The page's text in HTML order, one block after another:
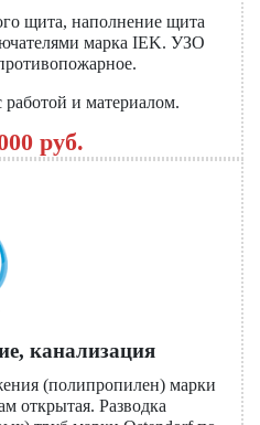
щита, наполнение щита
марка IEK. УЗО
работой и материалом.
руб.
канализация
(полипропилен) марки
открытая. Разводка